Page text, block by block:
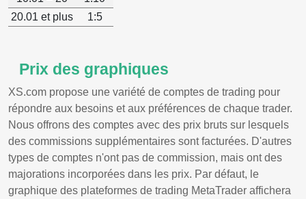
20.01 et plus
1:5
Prix des graphiques
XS.com propose une variété de comptes de trading pour
répondre aux besoins et aux préférences de chaque trader.
Nous offrons des comptes avec des prix bruts sur lesquels
des commissions supplémentaires sont facturées. D'autres
types de comptes n'ont pas de commission, mais ont des
majorations incorporées dans les prix. Par défaut, le
graphique des plateformes de trading MetaTrader affichera